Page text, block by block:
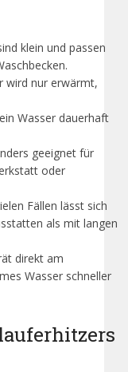
klein und passen
wird nur erwärmt,
Wasser dauerhaft
geeignet für
oder
Fällen lässt sich
als mit langen
direkt am
Wasser schneller